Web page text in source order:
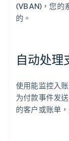
(VBAN)，您的
的。
自动处理
使用能监控入
为付款事件发
的客户或账单